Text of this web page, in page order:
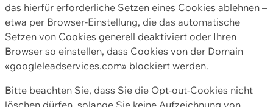
das hierfür erforderliche Setzen eines Cookies ablehnen –
etwa per Browser-Einstellung, die das automatische
Setzen von Cookies generell deaktiviert oder Ihren
Browser so einstellen, dass Cookies von der Domain
«googleleadservices.com» blockiert werden.
Bitte beachten Sie, dass Sie die Opt-out-Cookies nicht